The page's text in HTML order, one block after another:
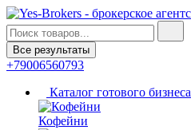
Все результаты
+79006560793
Каталог готового бизнеса
Кофейни